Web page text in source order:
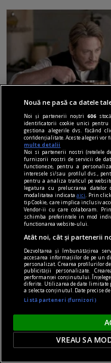
dilemtatograf
Spectacol culinar
Dincolo de ținuta
balonată, a
într-o zonă pur
materia unei
Victor MOROZOV
Nouă ne pasă ca datele
Noi și partenerii noștri606
identificatorii cookie unici pentru
gestiona alegerile dvs. făcând
confidențialitate. Aceste alegeri vor
multe detalii
Noi si partenerii nostri (retelele
furnizorii nostri de servicii de
functioneze, pentru a
interesele si/sau profilul dvs.,
pentru a analiza traficul pe
legatura cu prelucrarea datelor
modalitatea indicataaici
. Prin
tip Cookie, care implica inclusiv
Vendor-ii cu care colaboram. Prin
schimba preferintele in mod
functionarea website-ului.
Atât noi, cât și partenerii
Dezvoltarea și îmbunătățirea
accesarea informațiilor de pe un
personalizat. Crearea profilurilor
publicității personalizate.
performanței conținutului.
diferite. Utilizarea de date
a selecta conținutul. Date precise
Listă parteneri (furnizori)
VREAU SA